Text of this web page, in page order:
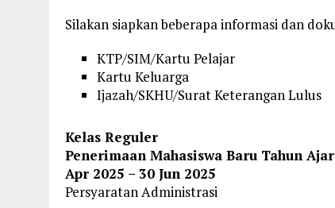
Silakan siapkan beberapa informasi dan
KTP/SIM/Kartu Pelajar
Kartu Keluarga
Ijazah/SKHU/Surat Keterangan Lulus
Kelas Reguler
Penerimaan Mahasiswa Baru Tahun
Apr 2025 – 30 Jun 2025
Persyaratan Administrasi